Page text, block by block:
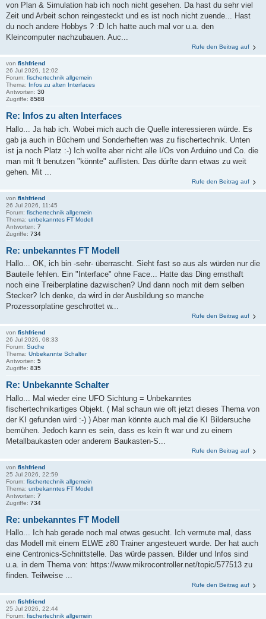
von Plan & Simulation hab ich noch nicht gesehen. Da hast du sehr viel
Zeit und Arbeit schon reingesteckt und es ist noch nicht zuende... Hast
du noch andere Hobbys ? :D Ich hatte auch mal vor u.a. den
Kleincomputer nachzubauen. Auc...
Rufe den Beitrag auf
von fishfriend
26 Jul 2026, 12:02
Forum: fischertechnik allgemein
Thema: Infos zu alten Interfaces
Antworten: 30
Zugriffe: 8588
Re: Infos zu alten Interfaces
Hallo... Ja hab ich. Wobei mich auch die Quelle interessieren würde. Es
gab ja auch in Büchern und Sonderheften was zu fischertechnik. Unten
ist ja noch Platz :-) Ich wollte aber nicht alle I/Os von Arduino und Co. die
man mit ft benutzen "könnte" auflisten. Das dürfte dann etwas zu weit
gehen. Mit ...
Rufe den Beitrag auf
von fishfriend
26 Jul 2026, 11:45
Forum: fischertechnik allgemein
Thema: unbekanntes FT Modell
Antworten: 7
Zugriffe: 734
Re: unbekanntes FT Modell
Hallo... OK, ich bin -sehr- überrascht. Sieht fast so aus als würden nur die
Bauteile fehlen. Ein "Interface" ohne Face... Hatte das Ding ernsthaft
noch eine Treiberplatine dazwischen? Und dann noch mit dem selben
Stecker? Ich denke, da wird in der Ausbildung so manche
Prozessorplatine geschrottet w...
Rufe den Beitrag auf
von fishfriend
26 Jul 2026, 08:33
Forum: Suche
Thema: Unbekannte Schalter
Antworten: 5
Zugriffe: 835
Re: Unbekannte Schalter
Hallo... Mal wieder eine UFO Sichtung = Unbekanntes
fischertechnikartiges Objekt. ( Mal schaun wie oft jetzt dieses Thema von
der KI gefunden wird :-) ) Aber man könnte auch mal die KI Bildersuche
bemühen. Jedoch kann es sein, dass es kein ft war und zu einem
Metallbaukasten oder anderem Baukasten-S...
Rufe den Beitrag auf
von fishfriend
25 Jul 2026, 22:59
Forum: fischertechnik allgemein
Thema: unbekanntes FT Modell
Antworten: 7
Zugriffe: 734
Re: unbekanntes FT Modell
Hallo... Ich hab gerade noch mal etwas gesucht. Ich vermute mal, dass
das Modell mit einem ELWE z80 Trainer angesteuert wurde. Der hat auch
eine Centronics-Schnittstelle. Das würde passen. Bilder und Infos sind
u.a. in dem Thema von: https://www.mikrocontroller.net/topic/577513 zu
finden. Teilweise ...
Rufe den Beitrag auf
von fishfriend
25 Jul 2026, 22:44
Forum: fischertechnik allgemein